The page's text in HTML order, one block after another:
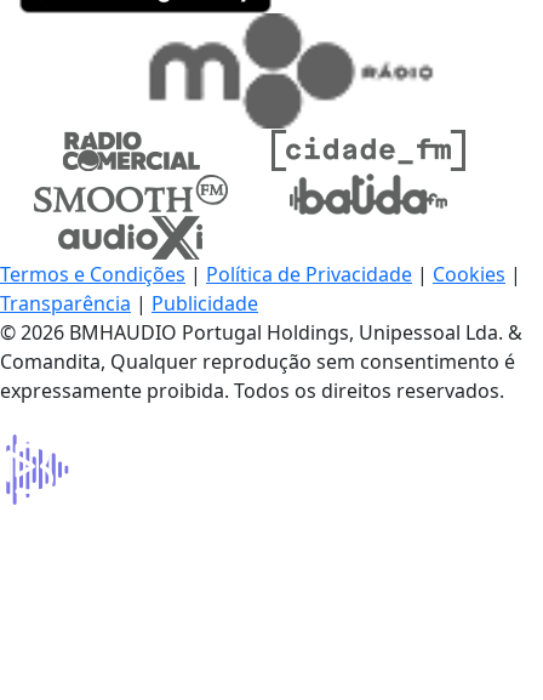
Termos e Condições | Política de Privacidade | Cookies |
Transparência | Publicidade
© 2026 BMHAUDIO Portugal Holdings, Unipessoal Lda. &
Comandita, Qualquer reprodução sem consentimento é
expressamente proibida. Todos os direitos reservados.